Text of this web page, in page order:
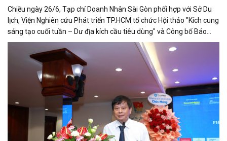
Chiều ngày 26/6, Tạp chí Doanh Nhân Sài Gòn phối hợp với Sở Du
lịch, Viện Nghiên cứu Phát triển TP.HCM tổ chức Hội thảo "Kích cung
sáng tạo cuối tuần – Dư địa kích cầu tiêu dùng" và Công bố Báo
cáo năng lực phát triển doanh nghiệp TP.HCM năm 2025. Trân
trọng giới thiệu phát biểu của ông Trần Trọng Dũng - Phó Chủ tịch
Hội Nhà báo Việt Nam tại Hội thảo.